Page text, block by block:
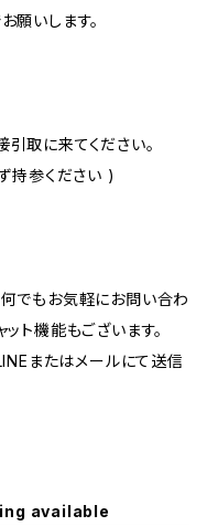
願いします。
取に来てください。
持参ください )
でもお気軽にお問い合わ
ト機能もございます。
またはメールにて送信
available